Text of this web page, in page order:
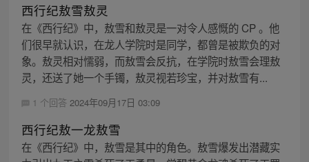
西行纪敖雪敖灵
在《西行纪》中，敖雪和敖灵是一对令人感慨的 CP 。他
们很早就认识，在龙人学院时是同学，都曾是被欺负的对
象。敖灵相对懦弱，而敖雪会反抗，在学院时敖雪会理敖
灵，还送了她一个手镯，敖灵视若珍宝，并对敖雪有...
1 个回答 2024年09月17日 03:09
西行纪敖一龙敖雪
在《西行纪》中，敖雪是其中的角色。敖雪爆发出潜藏实